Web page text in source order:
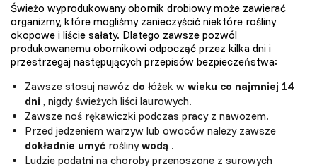
Świeżo wyprodukowany obornik drobiowy może zawierać
organizmy, które mogliśmy zanieczyścić niektóre rośliny
okopowe i liście sałaty. Dlatego zawsze pozwól
produkowanemu obornikowi odpocząć przez kilka dni i
przestrzegaj następujących przepisów bezpieczeństwa:
Zawsze stosuj nawóz do łóżek w wieku co najmniej 14
dni , nigdy świeżych liści laurowych.
Zawsze noś rękawiczki podczas pracy z nawozem.
Przed jedzeniem warzyw lub owoców należy zawsze
dokładnie umyć roślinywodą .
Ludzie podatni na choroby przenoszone z surowych